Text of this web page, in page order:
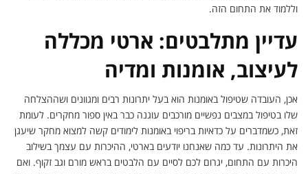
וללמוד את התחום הזה.
עדיין מתלבטים: ארטי מכללה
לעיצוב, אומנות ומדיה
אכן, העובדה שטיפול באומנות הוא בעל יתרונות רבים ומגוונים ושההצלחה
שלו בטיפול במצבים נפשיים מורכבים עוגנה כבר באין ספור מחקרים. לעומת
זאת, כשמדברים על כדאיות בריפוי באומנות לימודים קשה למצוא מחקר שיעגן
את היתרונות. עד כמה שאנחנו יודעים בארטי, ההיכרות עם עצמך בשילוב
היכרות עם התחום, יגרום לכם לסיים עם הלבטים בראש מורם וגב זקוף. ואם